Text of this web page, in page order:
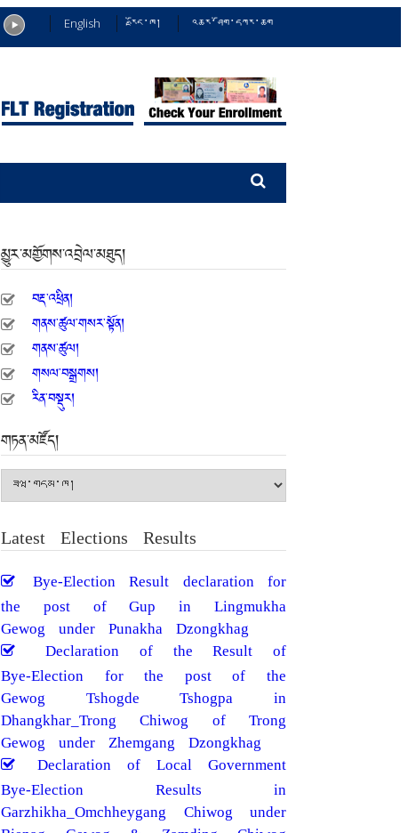
English རྫོང་ཁ། འཆར་ཤོག་དཀར་ཆག
མྱུར་མགྱོགས་འབྲེལ་མཐུད།
བརྡ་འཕྲིན།
གནས་ཚུལ་གསར་སྟོན།
གནས་ཚུལ།
གསལ་བསྒྲགས།
རིན་བསྡུར།
གཏན་མཛོད།
Latest Elections Results
Bye-Election Result declaration for
the post of Gup in Lingmukha
Gewog under Punakha Dzongkhag
Declaration of the Result of
Bye-Election for the post of the
Gewog Tshogde Tshogpa in
Dhangkhar_Trong Chiwog of Trong
Gewog under Zhemgang Dzongkhag
Declaration of Local Government
Bye-Election Results in
Garzhikha_Omchheygang Chiwog under
Bjenag Gewog & Zamding Chiwog